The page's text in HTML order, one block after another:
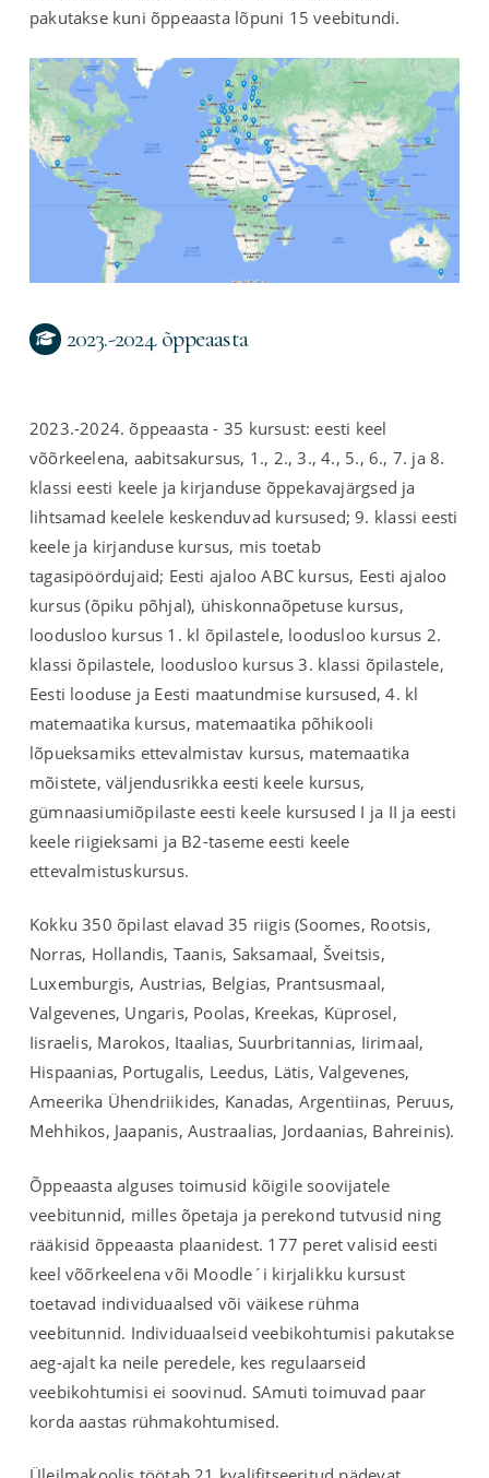
pakutakse kuni õppeaasta lõpuni 15 veebitundi.
2023.-2024. õppeaasta
2023.-2024. õppeaasta - 35 kursust: eesti keel
võõrkeelena, aabitsakursus, 1., 2., 3., 4., 5., 6., 7. ja 8.
klassi eesti keele ja kirjanduse õppekavajärgsed ja
lihtsamad keelele keskenduvad kursused; 9. klassi eesti
keele ja kirjanduse kursus, mis toetab
tagasipöördujaid; Eesti ajaloo ABC kursus, Eesti ajaloo
kursus (õpiku põhjal), ühiskonnaõpetuse kursus,
loodusloo kursus 1. kl õpilastele, loodusloo kursus 2.
klassi õpilastele, loodusloo kursus 3. klassi õpilastele,
Eesti looduse ja Eesti maatundmise kursused, 4. kl
matemaatika kursus, matemaatika põhikooli
lõpueksamiks ettevalmistav kursus, matemaatika
mõistete, väljendusrikka eesti keele kursus,
gümnaasiumiõpilaste eesti keele kursused I ja II ja eesti
keele riigieksami ja B2-taseme eesti keele
ettevalmistuskursus.
Kokku 350 õpilast elavad 35 riigis (Soomes, Rootsis,
Norras, Hollandis, Taanis, Saksamaal, Šveitsis,
Luxemburgis, Austrias, Belgias, Prantsusmaal,
Valgevenes, Ungaris, Poolas, Kreekas, Küprosel,
Iisraelis, Marokos, Itaalias, Suurbritannias, Iirimaal,
Hispaanias, Portugalis, Leedus, Lätis, Valgevenes,
Ameerika Ühendriikides, Kanadas, Argentiinas, Peruus,
Mehhikos, Jaapanis, Austraalias, Jordaanias, Bahreinis).
Õppeaasta alguses toimusid kõigile soovijatele
veebitunnid, milles õpetaja ja perekond tutvusid ning
rääkisid õppeaasta plaanidest. 177 peret valisid eesti
keel võõrkeelena või Moodle´i kirjalikku kursust
toetavad individuaalsed või väikese rühma
veebitunnid. Individuaalseid veebikohtumisi pakutakse
aeg-ajalt ka neile peredele, kes regulaarseid
veebikohtumisi ei soovinud. SAmuti toimuvad paar
korda aastas rühmakohtumised.